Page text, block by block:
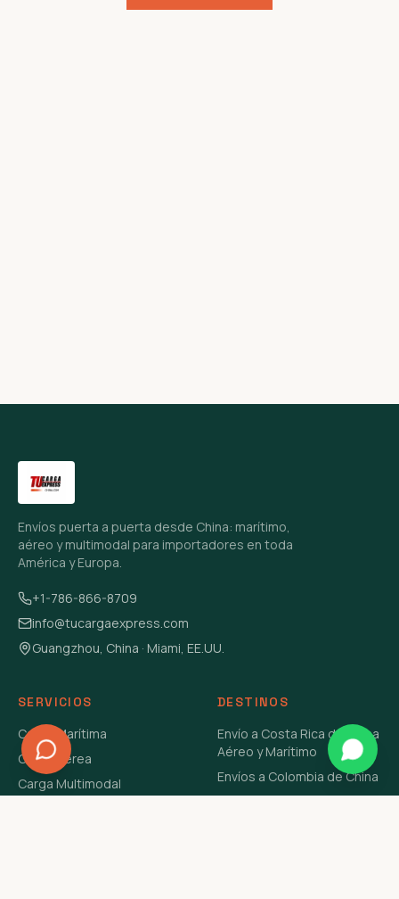
Envíos puerta a puerta desde China: marítimo,
aéreo y multimodal para importadores en toda
América y Europa.
+1-786-866-8709
info@tucargaexpress.com
Guangzhou, China · Miami, EE.UU.
SERVICIOS
Carga Marítima
Carga Aérea
Carga Multimodal
DESTINOS
Envío a Costa Rica de China
Aéreo y Marítimo
Envíos a Colombia de China